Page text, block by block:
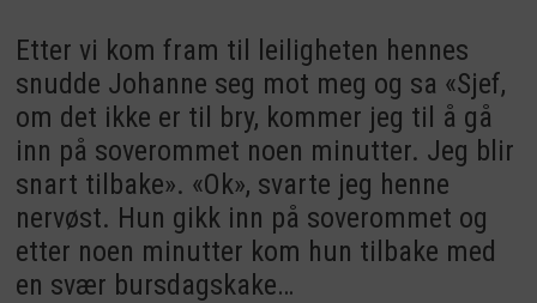
Etter vi kom fram til leiligheten hennes
snudde Johanne seg mot meg og sa «Sjef,
om det ikke er til bry, kommer jeg til å gå
inn på soverommet noen minutter. Jeg blir
snart tilbake». «Ok», svarte jeg henne
nervøst. Hun gikk inn på soverommet og
etter noen minutter kom hun tilbake med
en svær bursdagskake…